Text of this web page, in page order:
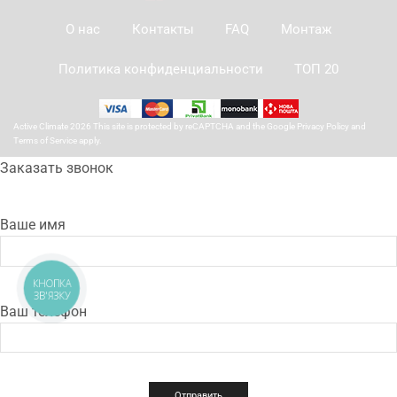
О нас Контакты FAQ Монтаж
Политика конфиденциальности ТОП 20
Active Climate 2026 This site is protected by reCAPTCHA and the Google Privacy Policy and
Terms of Service apply.
Заказать звонок
Ваше имя
Ваш телефон
КНОПКА
ЗВ'ЯЗКУ